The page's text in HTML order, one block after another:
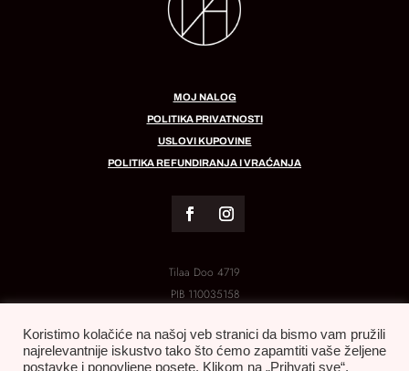
MOJ NALOG
POLITIKA PRIVATNOSTI
USLOVI KUPOVINE
POLITIKA REFUNDIRANJA I VRAĆANJA
Tilaa Doo 4719
PIB 110035158
Koristimo kolačiće na našoj veb stranici da bismo vam pružili
najrelevantnije iskustvo tako što ćemo zapamtiti vaše željene
postavke i ponovljene posete. Klikom na „Prihvati sve“,